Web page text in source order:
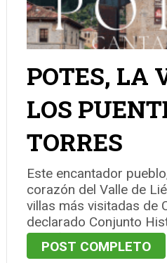
POTES, LA
LOS
TORRES
Este encantador
corazón del Valle de
villas más visitadas de
declarado Conjunto
los años 80. Potes se
confluencia de cuatro
POST COMPLETO